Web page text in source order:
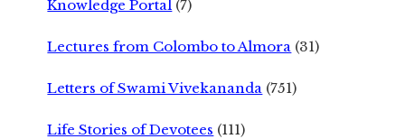
Knowledge Portal (7)
Lectures from Colombo to Almora (31)
Letters of Swami Vivekananda (751)
Life Stories of Devotees (111)